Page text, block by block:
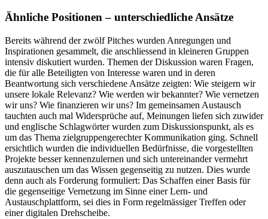
Ähnliche Positionen – unterschiedliche Ansätze
Bereits während der zwölf Pitches wurden Anregungen und
Inspirationen gesammelt, die anschliessend in kleineren Gruppen
intensiv diskutiert wurden. Themen der Diskussion waren Fragen,
die für alle Beteiligten von Interesse waren und in deren
Beantwortung sich verschiedene Ansätze zeigten: Wie steigern wir
unsere lokale Relevanz? Wie werden wir bekannter? Wie vernetzen
wir uns? Wie finanzieren wir uns? Im gemeinsamen Austausch
tauchten auch mal Widersprüche auf, Meinungen liefen sich zuwider
und englische Schlagwörter wurden zum Diskussionspunkt, als es
um das Thema zielgruppengerechter Kommunikation ging. Schnell
ersichtlich wurden die individuellen Bedürfnisse, die vorgestellten
Projekte besser kennenzulernen und sich untereinander vermehrt
auszutauschen um das Wissen gegenseitig zu nutzen. Dies wurde
denn auch als Forderung formuliert: Das Schaffen einer Basis für
die gegenseitige Vernetzung im Sinne einer Lern- und
Austauschplattform, sei dies in Form regelmässiger Treffen oder
einer digitalen Drehscheibe.